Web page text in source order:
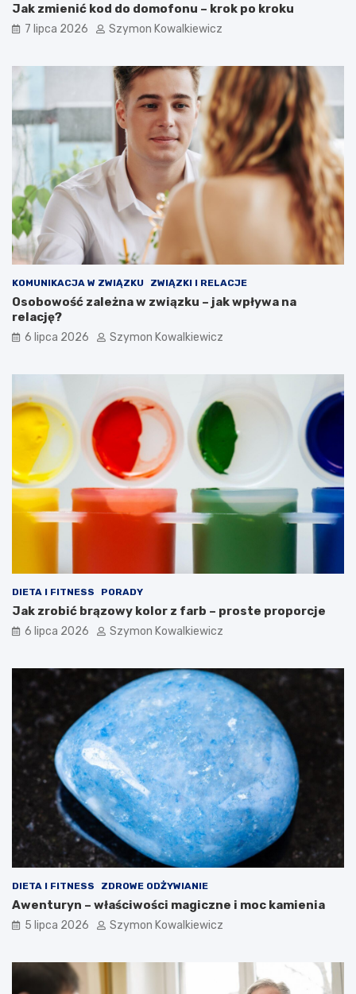
Jak zmienić kod do domofonu – krok po kroku
7 lipca 2026 Szymon Kowalkiewicz
KOMUNIKACJA W ZWIĄZKU ZWIĄZKI I RELACJE
Osobowość zależna w związku – jak wpływa na
relację?
6 lipca 2026 Szymon Kowalkiewicz
DIETA I FITNESS PORADY
Jak zrobić brązowy kolor z farb – proste proporcje
6 lipca 2026 Szymon Kowalkiewicz
DIETA I FITNESS ZDROWE ODŻYWIANIE
Awenturyn – właściwości magiczne i moc kamienia
5 lipca 2026 Szymon Kowalkiewicz